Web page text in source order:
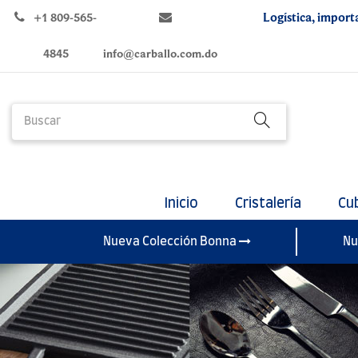
+1 809-565-
4845 info@carballo.com.do
Logística,
Inicio Cristalería
Nueva Colección Bonna